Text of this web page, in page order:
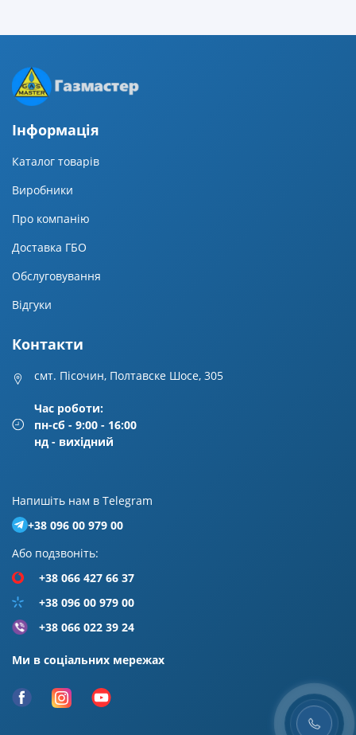
Iнформацiя
Каталог товарів
Виробники
Про компанію
Доставка ГБО
Обслуговування
Відгуки
Контакти
смт. Пісочин, Полтавске Шосе, 305
Час роботи:
пн-сб - 9:00 - 16:00
нд - вихідний
Напишiть нам в Telegram
+38 096 00 979 00
Або подзвонiть:
+38 066 427 66 37
+38 096 00 979 00
+38 066 022 39 24
Ми в соціальних мережах